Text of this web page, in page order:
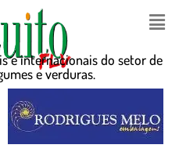
e internacionais do setor de
e verduras.